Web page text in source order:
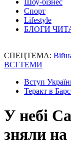
Шоу-бізнес
Спорт
Lifestyle
БЛОГИ
СПЕЦТЕМА:
ВСІ ТЕМИ
Вступ
Теракт в
У небі
зняли